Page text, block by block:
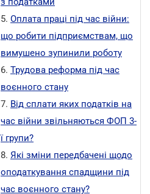
5. Оплата праці під час війни:
що робити підприємствам, що
вимушено зупинили роботу
6. Трудова реформа під час
воєнного стану
7. Від сплати яких податків на
час війни звільняються ФОП 3-
ї групи?
8. Які зміни передбачені щодо
оподаткування спадщини під
час воєнного стану?